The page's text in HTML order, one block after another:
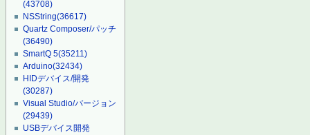
(43708)
NSString(36617)
Quartz Composer/パッチ
(36490)
SmartQ 5(35211)
Arduino(32434)
HIDデバイス/開発
(30287)
Visual Studio/バージョン
(29439)
USBデバイス開発